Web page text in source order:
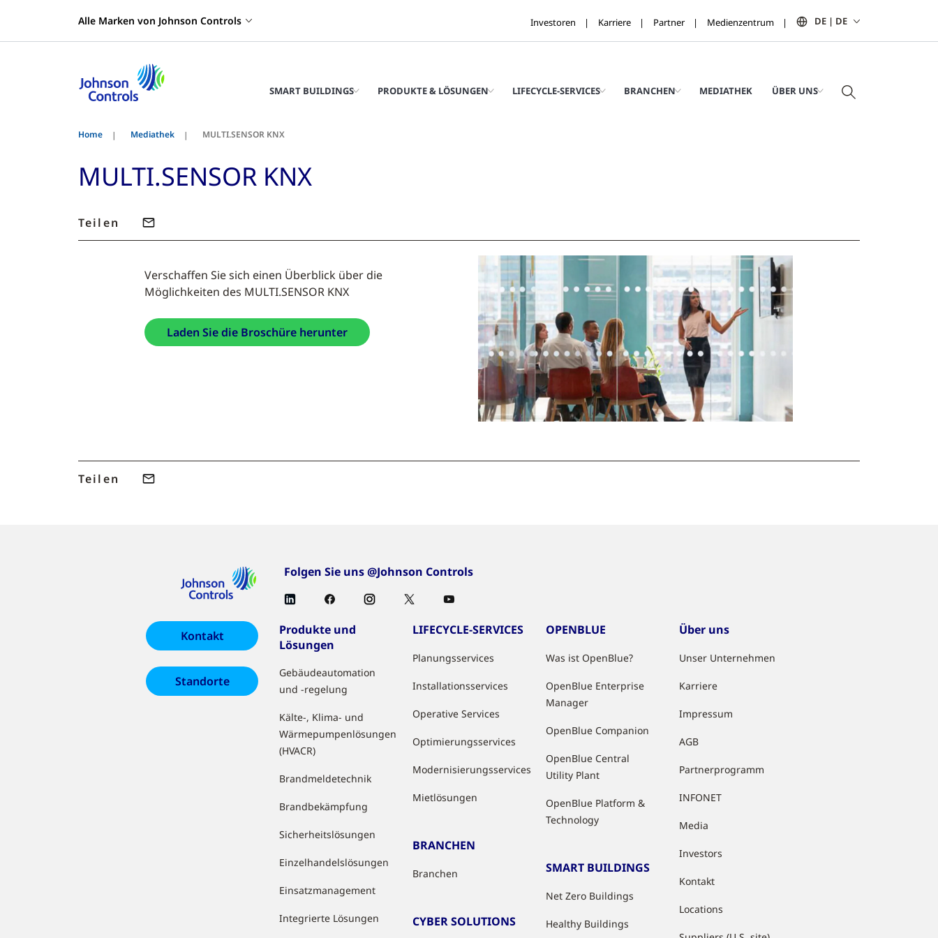
Alle Marken von Johnson Controls Investoren Karriere Partner Medienzentrum DE | DE
SMART BUILDINGS PRODUKTE & LÖSUNGEN LIFECYCLE-SERVICES BRANCHEN MEDIATHEK ÜBER UNS
Home Mediathek MULTI.SENSOR KNX
MULTI.SENSOR KNX
Teilen
Verschaffen Sie sich einen Überblick über die
Möglichkeiten des MULTI.SENSOR KNX
Laden Sie die Broschüre herunter
Teilen
Folgen Sie uns @Johnson Controls
Kontakt
Standorte
Produkte und
Lösungen
Gebäudeautomation
und -regelung
Kälte-, Klima- und
Wärmepumpenlösungen
(HVACR)
Brandmeldetechnik
Brandbekämpfung
Sicherheitslösungen
Einzelhandelslösungen
Einsatzmanagement
Integrierte Lösungen
LIFECYCLE-SERVICES
Planungsservices
Installationsservices
Operative Services
Optimierungsservices
Modernisierungsservices
Mietlösungen
BRANCHEN
Branchen
CYBER SOLUTIONS
OPENBLUE
Was ist OpenBlue?
OpenBlue Enterprise
Manager
OpenBlue Companion
OpenBlue Central
Utility Plant
OpenBlue Platform &
Technology
SMART BUILDINGS
Net Zero Buildings
Healthy Buildings
Über uns
Unser Unternehmen
Karriere
Impressum
AGB
Partnerprogramm
INFONET
Media
Investors
Kontakt
Locations